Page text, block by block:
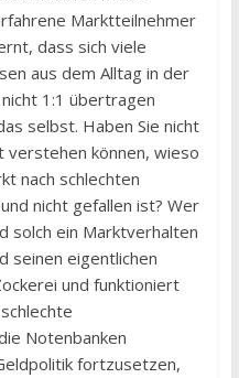
Marktteilnehmer
dass sich viele
aus dem Alltag in der
1:1 übertragen
selbst. Haben Sie nicht
verstehen können, wieso
nach schlechten
nicht gefallen ist? Wer
solch ein Marktverhalten
seinen eigentlichen
und funktioniert
Notenbanken
fortzusetzen,